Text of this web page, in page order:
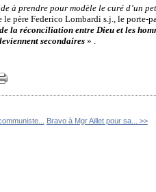
à prendre pour modèle le curé d’un
le père Federico Lombardi s.j., le porte-
la réconciliation entre Dieu et les
secondaires » .
Bravo à Mgr Aillet pour sa... >>